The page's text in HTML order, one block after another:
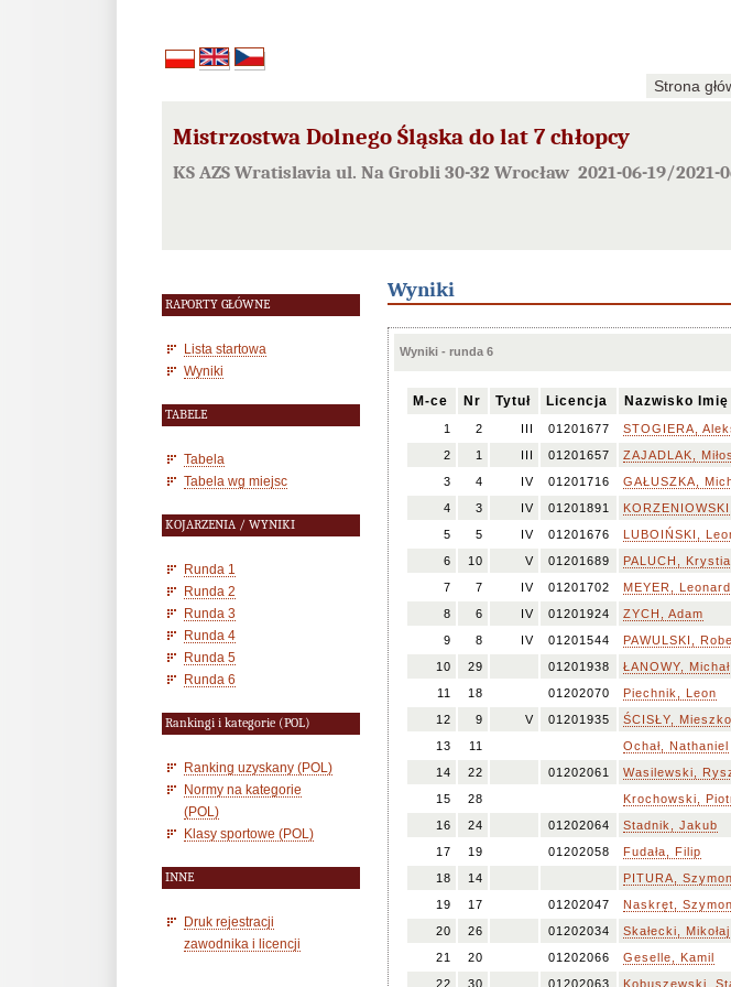
Strona
Mistrzostwa Dolnego Śląska do lat 7 chłopcy
KS AZS Wratislavia ul. Na Grobli 30-32 Wrocław 2021-06-19/2021-
RAPORTY GŁÓWNE
Lista startowa
Wyniki
TABELE
Tabela
Tabela wg miejsc
KOJARZENIA / WYNIKI
Runda 1
Runda 2
Runda 3
Runda 4
Runda 5
Runda 6
Rankingi i kategorie (POL)
Ranking uzyskany (POL)
Normy na kategorie
(POL)
Klasy sportowe (POL)
INNE
Druk rejestracji
zawodnika i licencji
Wyniki
Wyniki - runda 6
M-ce Nr Tytuł Licencja Nazwisko Imię
1 2 III 01201677 STOGIERA,
2
1 III 01201657 ZAJADLAK,
3
4 IV 01201716 GAŁUSZKA,
4
3 IV 01201891
5
5 IV 01201676 LUBOIŃSKI,
6
10 V 01201689 PALUCH,
7
7 IV 01201702 MEYER,
8
6 IV 01201924 ZYCH, Adam
9
8 IV 01201544 PAWULSKI,
10
29 01201938 ŁANOWY, Michał
11
18 01202070 Piechnik, Leon
12
9 V 01201935 ŚCISŁY, Mieszko
13
11 Ochał, Nathaniel
14
22 01202061 Wasilewski,
15
28 Krochowski,
16
24 01202064 Stadnik, Jakub
17
19 01202058 Fudała, Filip
18
14 PITURA, Szymon
19
17 01202047 Naskręt, Szymon
20
26 01202034 Skałecki, Mikołaj
21
20 01202066 Geselle, Kamil
22
30 01202063 Kobuszewski,